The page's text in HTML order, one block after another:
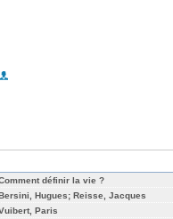
définir la vie ?
Hugues; Reisse, Jacques
Paris